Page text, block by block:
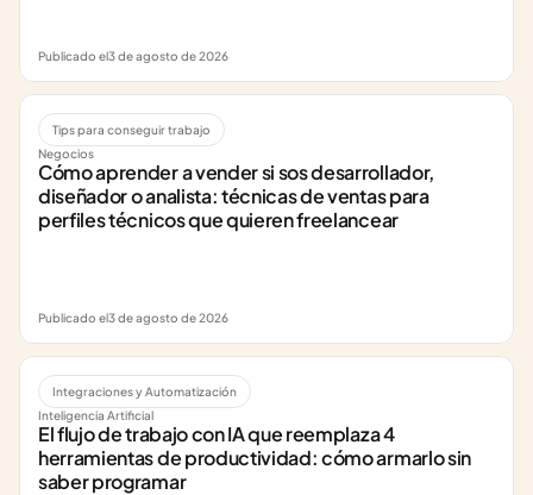
Publicado el3 de agosto de 2026
Tips para conseguir trabajo
Negocios
Cómo aprender a vender si sos desarrollador,
diseñador o analista: técnicas de ventas para
perfiles técnicos que quieren freelancear
Publicado el3 de agosto de 2026
Integraciones y Automatización
Inteligencia Artificial
El flujo de trabajo con IA que reemplaza 4
herramientas de productividad: cómo armarlo sin
saber programar